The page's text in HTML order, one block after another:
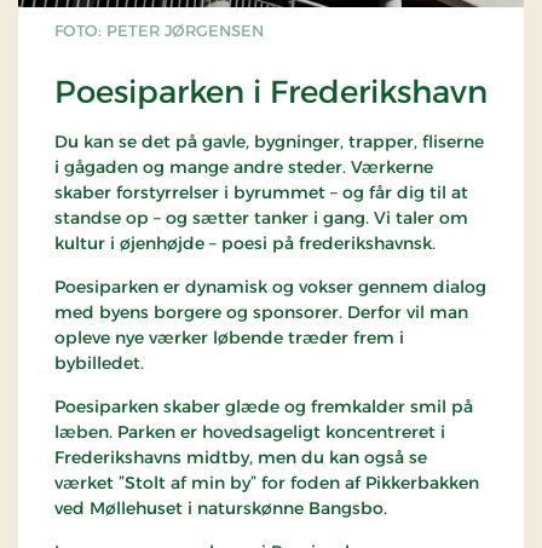
FOTO: PETER JØRGENSEN
Poesiparken i Frederikshavn
Du kan se det på gavle, bygninger, trapper, fliserne
i gågaden og mange andre steder. Værkerne
skaber forstyrrelser i byrummet – og får dig til at
standse op – og sætter tanker i gang. Vi taler om
kultur i øjenhøjde – poesi på frederikshavnsk.
Poesiparken er dynamisk og vokser gennem dialog
med byens borgere og sponsorer. Derfor vil man
opleve nye værker løbende træder frem i
bybilledet.
Poesiparken skaber glæde og fremkalder smil på
læben. Parken er hovedsageligt koncentreret i
Frederikshavns midtby, men du kan også se
værket ”Stolt af min by” for foden af Pikkerbakken
ved Møllehuset i naturskønne Bangsbo.